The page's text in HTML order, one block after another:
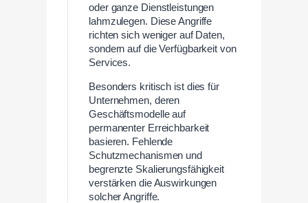
oder ganze Dienstleistungen
lahmzulegen. Diese Angriffe
richten sich weniger auf Daten,
sondern auf die Verfügbarkeit von
Services.
Besonders kritisch ist dies für
Unternehmen, deren
Geschäftsmodelle auf
permanenter Erreichbarkeit
basieren. Fehlende
Schutzmechanismen und
begrenzte Skalierungsfähigkeit
verstärken die Auswirkungen
solcher Angriffe.